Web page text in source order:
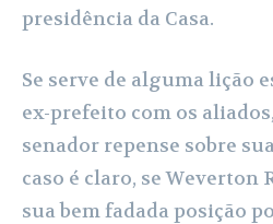
presidência da Casa.
Se serve de alguma lição
ex-prefeito com os
senador repense sobre
caso é claro, se Weverton
sua bem fadada posição